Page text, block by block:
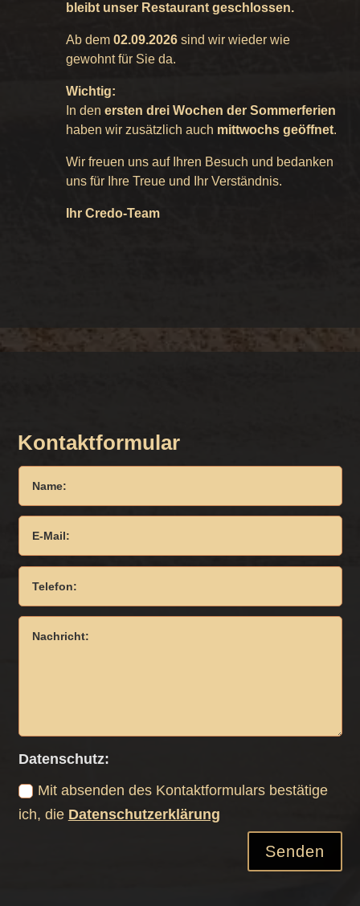
bleibt unser Restaurant geschlossen.
Ab dem02.09.2026 sind wir wieder wie
gewohnt für Sie da.
Wichtig:
In denersten drei Wochen der Sommerferien
haben wir zusätzlich auch mittwochs geöffnet.
Wir freuen uns auf Ihren Besuch und bedanken
uns für Ihre Treue und Ihr Verständnis.
Ihr Credo-Team
Kontaktformular
Datenschutz:
Mit absenden des Kontaktformulars bestätige
ich, die Datenschutzerklärung
Senden